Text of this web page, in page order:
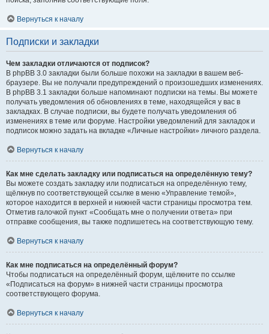
Вернуться к началу
Подписки и закладки
Чем закладки отличаются от подписок?
В phpBB 3.0 закладки были больше похожи на закладки в вашем веб-
браузере. Вы не получали предупреждений о произошедших изменениях.
В phpBB 3.1 закладки больше напоминают подписки на темы. Вы можете
получать уведомления об обновлениях в теме, находящейся у вас в
закладках. В случае подписки, вы будете получать уведомления об
изменениях в теме или форуме. Настройки уведомлений для закладок и
подписок можно задать на вкладке «Личные настройки» личного раздела.
Вернуться к началу
Как мне сделать закладку или подписаться на определённую тему?
Вы можете создать закладку или подписаться на определённую тему,
щёлкнув по соответствующей ссылке в меню «Управление темой»,
которое находится в верхней и нижней части страницы просмотра тем.
Отметив галочкой пункт «Сообщать мне о получении ответа» при
отправке сообщения, вы также подпишетесь на соответствующую тему.
Вернуться к началу
Как мне подписаться на определённый форум?
Чтобы подписаться на определённый форум, щёлкните по ссылке
«Подписаться на форум» в нижней части страницы просмотра
соответствующего форума.
Вернуться к началу